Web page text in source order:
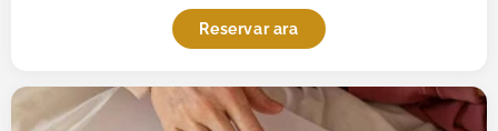
Reservar ara